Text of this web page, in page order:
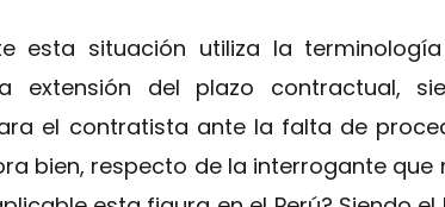
esta situación utiliza la terminología
extensión del plazo contractual,
el contratista ante la falta de
bien, respecto de la interrogante